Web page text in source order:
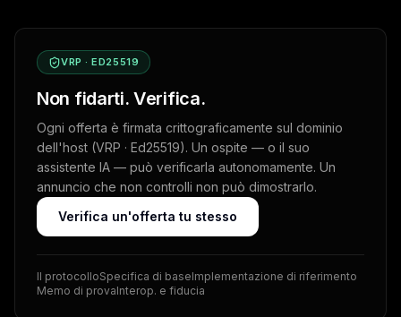
VRP · ED25519
Non fidarti. Verifica.
Ogni offerta è firmata crittograficamente sul dominio
dell'host (VRP · Ed25519). Un ospite — o il suo
assistente IA — può verificarla autonomamente. Un
annuncio che non controlli non può dimostrarlo.
Verifica un'offerta tu stesso
Il protocolloSpecifica di baseImplementazione di riferimento
Memo di provaInterop. e fiducia